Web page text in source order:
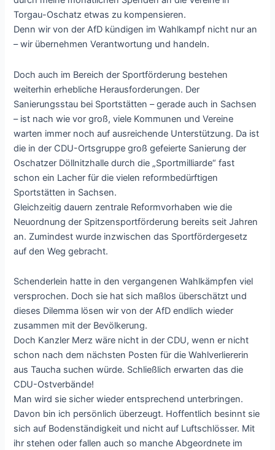
Torgau-Oschatz etwas zu kompensieren.
Denn wir von der AfD kündigen im Wahlkampf nicht nur an
– wir übernehmen Verantwortung und handeln.
Doch auch im Bereich der Sportförderung bestehen
weiterhin erhebliche Herausforderungen. Der
Sanierungsstau bei Sportstätten – gerade auch in Sachsen
– ist nach wie vor groß, viele Kommunen und Vereine
warten immer noch auf ausreichende Unterstützung. Da ist
die in der CDU-Ortsgruppe groß gefeierte Sanierung der
Oschatzer Döllnitzhalle durch die „Sportmilliarde“ fast
schon ein Lacher für die vielen reformbedürftigen
Sportstätten in Sachsen.
Gleichzeitig dauern zentrale Reformvorhaben wie die
Neuordnung der Spitzensportförderung bereits seit Jahren
an. Zumindest wurde inzwischen das Sportfördergesetz
auf den Weg gebracht.
Schenderlein hatte in den vergangenen Wahlkämpfen viel
versprochen. Doch sie hat sich maßlos überschätzt und
dieses Dilemma lösen wir von der AfD endlich wieder
zusammen mit der Bevölkerung.
Doch Kanzler Merz wäre nicht in der CDU, wenn er nicht
schon nach dem nächsten Posten für die Wahlverliererin
aus Taucha suchen würde. Schließlich erwarten das die
CDU-Ostverbände!
Man wird sie sicher wieder entsprechend unterbringen.
Davon bin ich persönlich überzeugt. Hoffentlich besinnt sie
sich auf Bodenständigkeit und nicht auf Luftschlösser. Mit
ihr stehen oder fallen auch so manche Abgeordnete im